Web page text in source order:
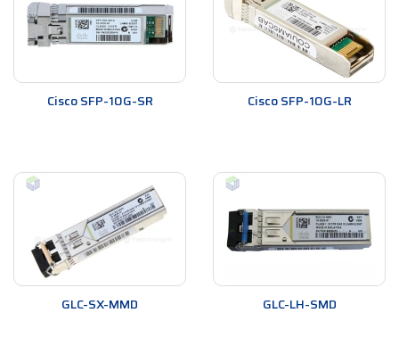
Cisco SFP-10G-SR Cisco SFP-10G-LR
GLC-SX-MMD GLC-LH-SMD